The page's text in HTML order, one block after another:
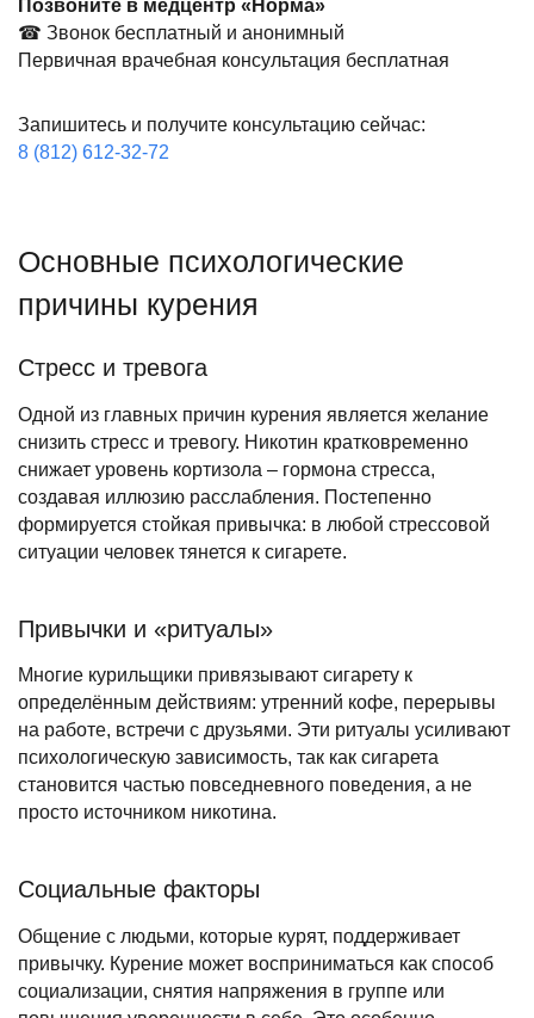
Позвоните в медцентр «Норма»
☎ Звонок бесплатный и анонимный
Первичная врачебная консультация бесплатная
Запишитесь и получите консультацию сейчас:
8 (812) 612-32-72
Основные психологические
причины курения
Стресс и тревога
Одной из главных причин курения является желание
снизить стресс и тревогу. Никотин кратковременно
снижает уровень кортизола – гормона стресса,
создавая иллюзию расслабления. Постепенно
формируется стойкая привычка: в любой стрессовой
ситуации человек тянется к сигарете.
Привычки и «ритуалы»
Многие курильщики привязывают сигарету к
определённым действиям: утренний кофе, перерывы
на работе, встречи с друзьями. Эти ритуалы усиливают
психологическую зависимость, так как сигарета
становится частью повседневного поведения, а не
просто источником никотина.
Социальные факторы
Общение с людьми, которые курят, поддерживает
привычку. Курение может восприниматься как способ
социализации, снятия напряжения в группе или